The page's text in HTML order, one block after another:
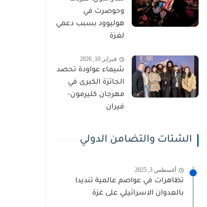
وحوصرت في
هوليوود بسبب دعمي
لغزة
فبراير 10, 2026
شيماء عواودة تحصد
الجائزة الكبرى في
مهرجان كليرمون-
فيران
الشتات والتضامن الدولي
أغسطس 3, 2025
تظاهرات في عواصم عالمية تنديدا
بالعدوان الاسرائيلي على غزة